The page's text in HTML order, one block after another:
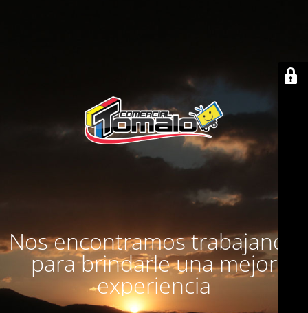
Nos encontramos trabajando
para brindarle una mejor
experiencia